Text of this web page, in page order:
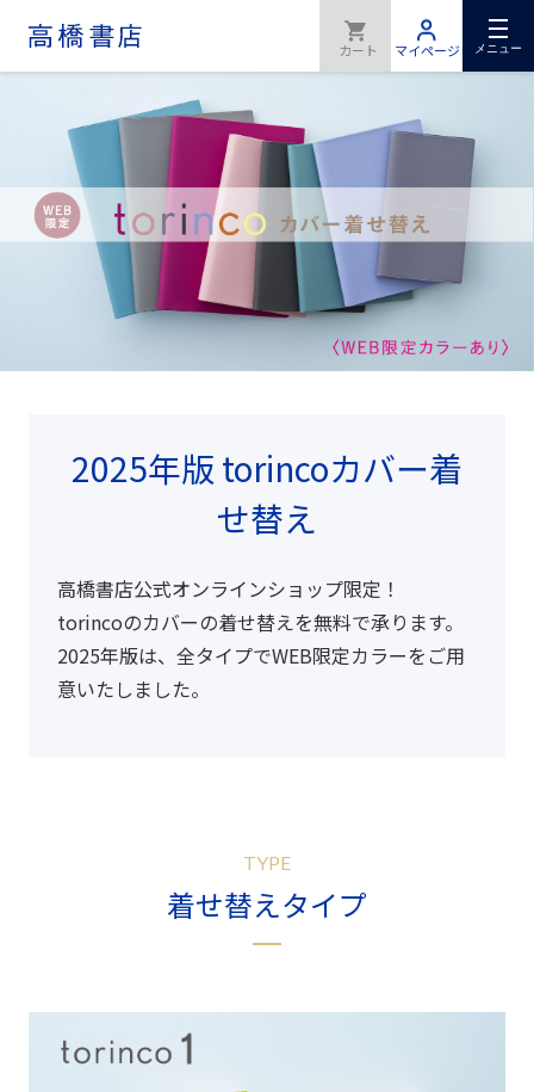
メニュー
2025年版 torincoカバー着
せ替え
高橋書店公式オンラインショップ限定！
torincoのカバーの着せ替えを無料で承ります。
2025年版は、全タイプでWEB限定カラーをご用
意いたしました。
TYPE
着せ替えタイプ